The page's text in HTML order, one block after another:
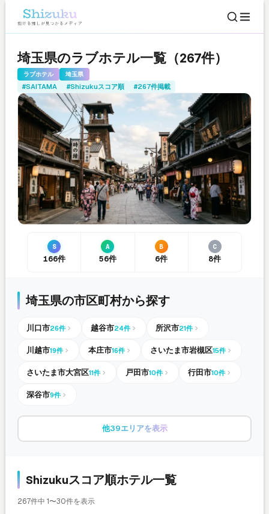
埼玉県のラブホテル一覧（267件）
ラブホテル 埼玉県
#SAITAMA #Shizukuスコア順 #267件掲載
S
166件
A
56件
B
6件
C
8件
埼玉県の市区町村から探す
川口市26件 越谷市24件 所沢市21件
川越市19件 本庄市16件 さいたま市岩槻区15件
さいたま市大宮区11件 戸田市10件 行田市10件
深谷市9件
他39エリアを表示
Shizukuスコア順ホテル一覧
267件中 1〜30件を表示